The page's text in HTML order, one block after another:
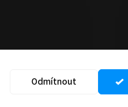
Odmítnout